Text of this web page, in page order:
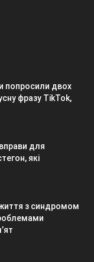
попросили двох
фразу TikTok,
для
які
з синдромом